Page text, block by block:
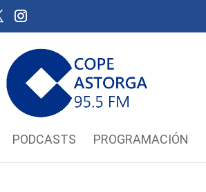
PODCASTS PROGRAMACIÓN